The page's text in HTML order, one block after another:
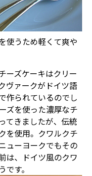
使うため軽くて爽や
ーズケーキはクリー
ヴァークがドイツ語
作られているのでし
ズを使った濃厚なチ
てきましたが、伝統
を使用。クワルクチ
ューヨークでもその
は、ドイツ風のクワ
す。